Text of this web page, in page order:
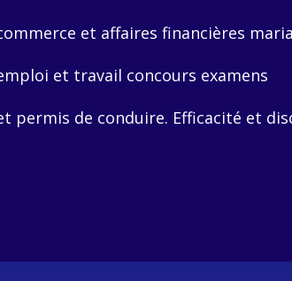
et affaires financières
et travail concours examens
permis de conduire. Efficacité et